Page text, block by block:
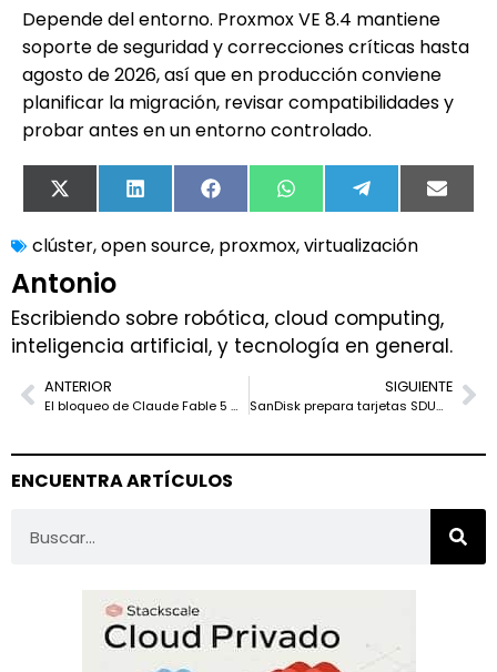
Depende del entorno. Proxmox VE 8.4 mantiene
soporte de seguridad y correcciones críticas hasta
agosto de 2026, así que en producción conviene
planificar la migración, revisar compatibilidades y
probar antes en un entorno controlado.
X
(Twitter)
LinkedIn FacebookWhatsApp TelegramEmail
clúster,open source, proxmox,virtualización
Antonio
Escribiendo sobre robótica, cloud computing,
inteligencia artificial, y tecnología en general.
ANTERIOR
El bloqueo de Claude Fable 5 muestra el nuevo riesgo de depender de una sola IA
SIGUIENTE
SanDisk prepara tarjetas SDUC de hasta 8 TB, pero exigirán nuevos lectores
ENCUENTRA ARTÍCULOS